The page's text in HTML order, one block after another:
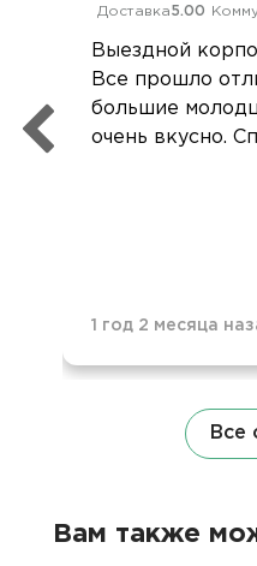
Доставка5.00
Выездной
Все прошло
большие
очень вкусно.
1 год 2 месяца
Все
Вам также